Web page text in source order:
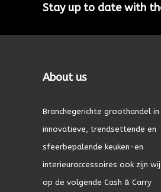
Stay up to date with
About us
Branchegerichte groothandel in
innovatieve, trendsettende en
sfeerbepalende keuken-en
interieuraccessoires ook zijn
op de volgende Cash & Carry